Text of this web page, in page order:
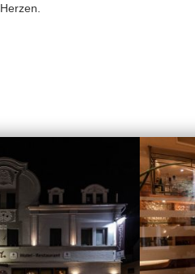
Herzen.